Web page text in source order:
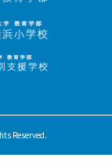
Reserved.